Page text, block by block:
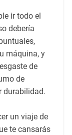
ir todo el
debería
máquina, y
de
de
durabilidad.
un viaje de
te cansarás